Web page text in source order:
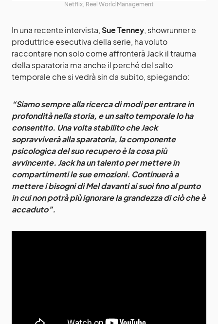
Netflix, Reel World Management
In una recente intervista,Sue Tenney, showrunner e
produttrice esecutiva della serie, ha voluto
raccontare non solo come affronterà Jack il trauma
della sparatoria ma anche il perché del salto
temporale che si vedrà sin da subito, spiegando:
“Siamo sempre alla ricerca di modi per entrare in
profondità nella storia, e un salto temporale lo ha
consentito. Una volta stabilito che Jack
sopravviverà alla sparatoria, la componente
psicologica del suo recupero è la cosa più
avvincente. Jack ha un talento per mettere in
compartimenti le sue emozioni. Continuerà a
mettere i bisogni di Mel davanti ai suoi fino al punto
in cui non potrà più ignorare la grandezza di ciò che è
accaduto”.